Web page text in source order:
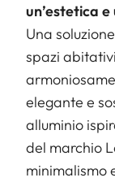
un’estetica
Una
spazi
elegante e
alluminio
del marchio
minimalismo